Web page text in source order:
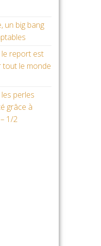
un big bang
report est
tout le monde
perles
grâce à
1/2